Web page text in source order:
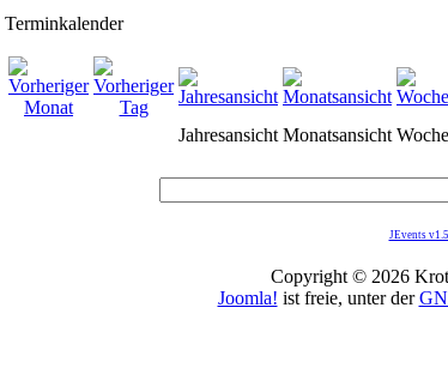
Terminkalender
Jahresansicht Monatsansicht
JEvents
Copyright © 2026
Joomla! ist freie, unter der